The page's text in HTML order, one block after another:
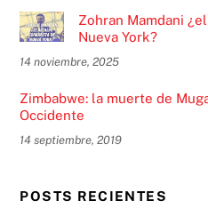
Zohran Mamdani
Nueva York?
14 noviembre, 2025
Zimbabwe: la muerte de
Occidente
14 septiembre, 2019
POSTS RECIENTES